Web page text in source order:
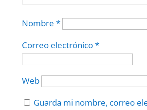
Nombre *
Correo electrónico*
Web
Guarda mi nombre, correo